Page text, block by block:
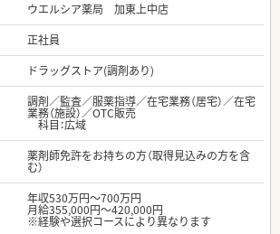
ウエルシア薬局 加東上中店
正社員
ドラッグストア(調剤あり)
調剤／監査／服薬指導／在宅業務（居宅）／在宅
業務（施設）／OTC販売
科目：広域
薬剤師免許をお持ちの方（取得見込みの方を含
む）
年収530万円～700万円
月給355,000円～420,000円
※経験や選択コースにより異なります